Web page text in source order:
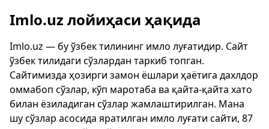
Imlo.uz лойиҳаси ҳақида
Imlo.uz — бу ўзбек тилининг имло луғатидир. Сайт
ўзбек тилидаги сўзлардан таркиб топган.
Сайтимизда ҳозирги замон ёшлари ҳаётига дахлдор
оммабоп сўзлар, кўп маротаба ва қайта-қайта хато
билан ёзиладиган сўзлар жамлаштирилган. Мана
шу сўзлар асосида яратилган имло луғати сайти, 87